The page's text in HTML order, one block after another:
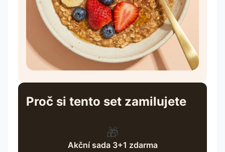
Proč si tento set zamilujete
🎁
Akční sada 3+1 zdarma